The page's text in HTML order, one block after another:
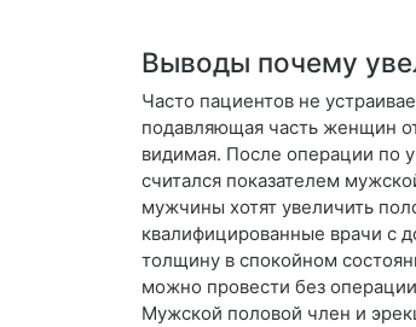
Выводы почему
Часто пациентов не
подавляющая часть женщин
видимая. После операции по
считался показателем
мужчины хотят увеличить
квалифицированные врачи с
толщину в спокойном
можно провести без
Мужской половой член и